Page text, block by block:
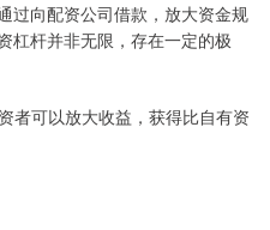
过向配资公司借款，放大资金规
杠杆并非无限，存在一定的极
者可以放大收益，获得比自有资